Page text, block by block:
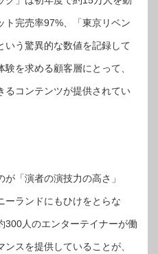
ト完売率97%、「東京リベン
いう驚異的な数値を記録して
を求める顧客層にとって、
るコンテンツが提供されてい
「演者の演技力の高さ」
ーランドにもひけをとらな
300人のエンターテイナーが働
スを提供していることが、